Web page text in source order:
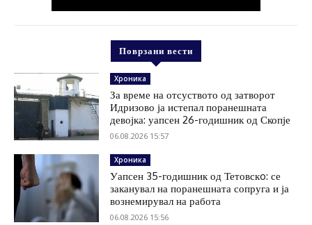
Поврзани вести
Хроника
За време на отсуството од затворот
Идризово ја истепал поранешната
девојка: уапсен 26-годишник од Скопје
06.08.2026 15:57
Хроника
Уапсен 35-годишник од Тетовскo: се
заканувал на поранешната сопруга и ја
вознемирувал на работа
06.08.2026 15:56